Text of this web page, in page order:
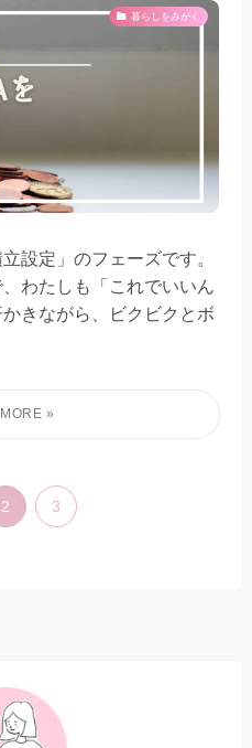
暮らしをみがく
設定」のフェーズです。
わたしも「これでいいん
きながら、ビクビクとボ
2 3